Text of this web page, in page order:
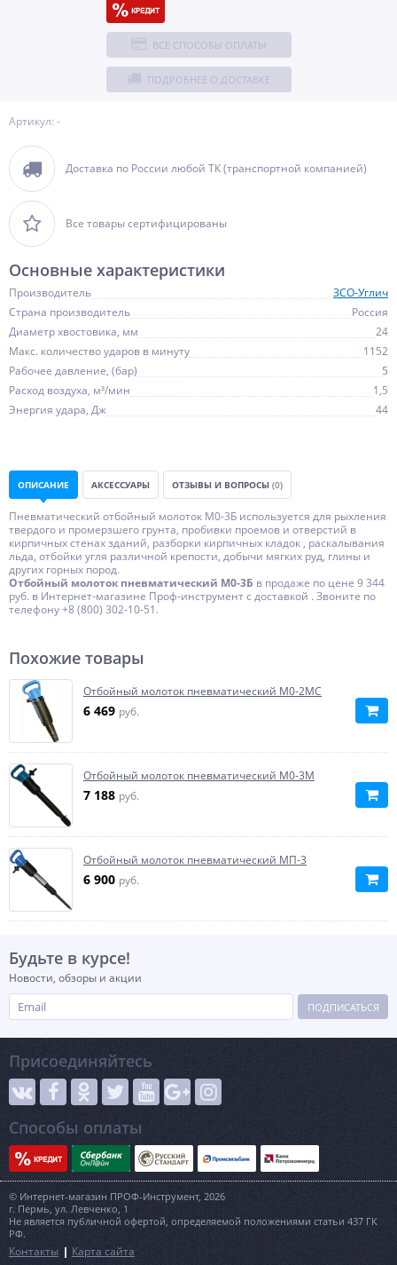
Артикул: -
Доставка по России любой ТК (транспортной компанией)
Все товары сертифицированы
ВСЕ СПОСОБЫ ОПЛАТЫ
ПОДРОБНЕЕ О ДОСТАВКЕ
Основные характеристики
Производитель
ЗСО-Углич
Страна производитель
Россия
Диаметр хвостовика, мм
24
Макс. количество ударов в минуту
1152
Рабочее давление, (бар)
5
Расход воздуха, м³/мин
1,5
Энергия удара, Дж
44
ОПИСАНИЕ АКСЕССУАРЫ ОТЗЫВЫ И ВОПРОСЫ (0)
Пневматический отбойный молоток М0-3Б используется для рыхления
твердого и промерзшего грунта, пробивки проемов и отверстий в
кирпичных стенах зданий, разборки кирпичных кладок , раскалывания
льда, отбойки угля различной крепости, добычи мягких руд, глины и
других горных пород.
Отбойный молоток пневматический М0-3Б в продаже по цене 9 344
руб. в Интернет-магазине Проф-инструмент с доставкой . Звоните по
телефону +8 (800) 302-10-51.
Похожие товары
Отбойный молоток пневматический М0-2МС
6 469 руб.
Отбойный молоток пневматический М0-3М
7 188 руб.
Отбойный молоток пневматический МП-3
6 900 руб.
Будьте в курсе!
Новости, обзоры и акции
ПОДПИСАТЬСЯ
Присоединяйтесь
Способы оплаты
© Интернет-магазин ПРОФ-Инструмент, 2026
г. Пермь, ул. Левченко, 1
Не является публичной офертой, определяемой положениями статьи 437 ГК
РФ.
Контакты Карта сайта